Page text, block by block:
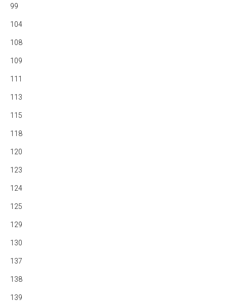
99
104
108
109
111
113
115
118
120
123
124
125
129
130
137
138
139